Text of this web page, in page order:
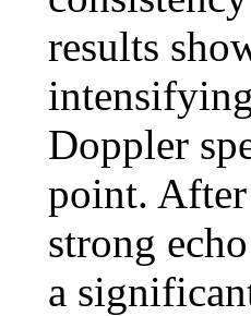
results
Doppler
point. After
strong
a